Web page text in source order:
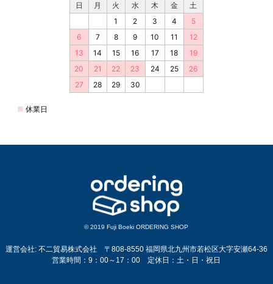
© 2019 Fuji Boeki ORDERING SHOP
運営会社: 不二貿易株式会社 〒808-8550 福岡県北九州市若松区大字安瀬64-36
営業時間：9：00～17：00 定休日：土・日・祝日